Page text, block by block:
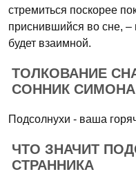
стремиться поскорее
приснившийся во сне, –
будет взаимной.
ТОЛКОВАНИЕ
СОННИК
Подсолнухи - ваша
ЧТО ЗНАЧИТ
СТРАННИКА